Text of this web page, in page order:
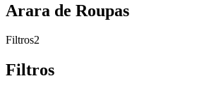
Arara de Roupas
Filtros2
Filtros